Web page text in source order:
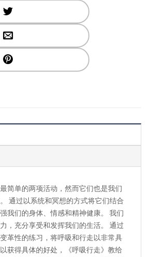
简单的两项活动，然而它们也是我们
通过以系统和冥想的方式将它们结合
我们的身体、情感和精神健康。 我们
，充分享受和发挥我们的生活。 通过
革性的练习，将呼吸和行走以非常具
获得具体的好处，《呼吸行走》教给